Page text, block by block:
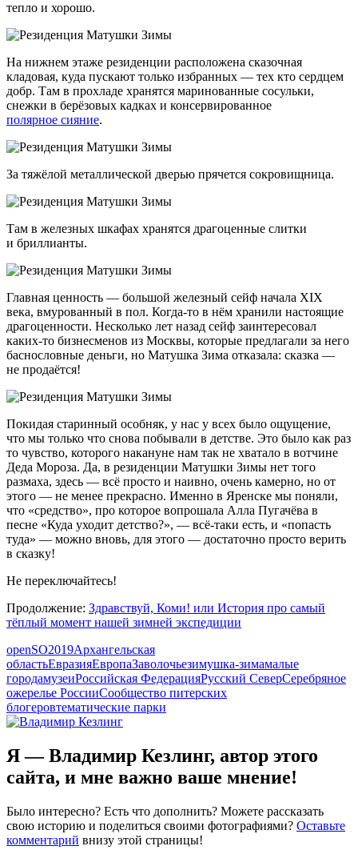
тепло и хорошо.
На нижнем этаже резиденции расположена сказочная
кладовая, куда пускают только избранных — тех кто сердцем
добр. Там в прохладе хранятся маринованные сосульки,
снежки в берёзовых кадках и консервированное
полярное сияние.
За тяжёлой металлической дверью прячется сокровищница.
Там в железных шкафах хранятся драгоценные слитки
и бриллианты.
Главная ценность — большой железный сейф начала XIX
века, вмурованный в пол. Когда-то в нём хранили настоящие
драгоценности. Несколько лет назад сейф заинтересовал
каких-то бизнесменов из Москвы, которые предлагали за него
баснословные деньги, но Матушка Зима отказала: сказка —
не продаётся!
Покидая старинный особняк, у нас у всех было ощущение,
что мы только что снова побывали в детстве. Это было как раз
то чувство, которого накануне нам так не хватало в вотчине
Деда Мороза. Да, в резиденции Матушки Зимы нет того
размаха, здесь — всё просто и наивно, очень камерно, но от
этого — не менее прекрасно. Именно в Яренске мы поняли,
что «средство», про которое вопрошала Алла Пугачёва в
песне «Куда уходит детство?», — всё-таки есть, и «попасть
туда» — можно вновь, для этого — достаточно просто верить
в сказку!
Не переключайтесь!
Продолжение: Здравствуй, Коми! или История про самый
тёплый момент нашей зимней экспедиции
openSO2019Архангельская
областьЕвразияЕвропаЗаволочьезимушка-зимамалые
городамузеиРоссийская ФедерацияРусский СеверСеребряное
ожерелье РоссииСообщество питерских
блогеровтематические парки
Я — Владимир Кезлинг, автор этого
сайта, и мне важно ваше мнение!
Было интересно? Есть что дополнить? Можете рассказать
свою историю и поделиться своими фотографиями? Оставьте
комментарий внизу этой страницы!